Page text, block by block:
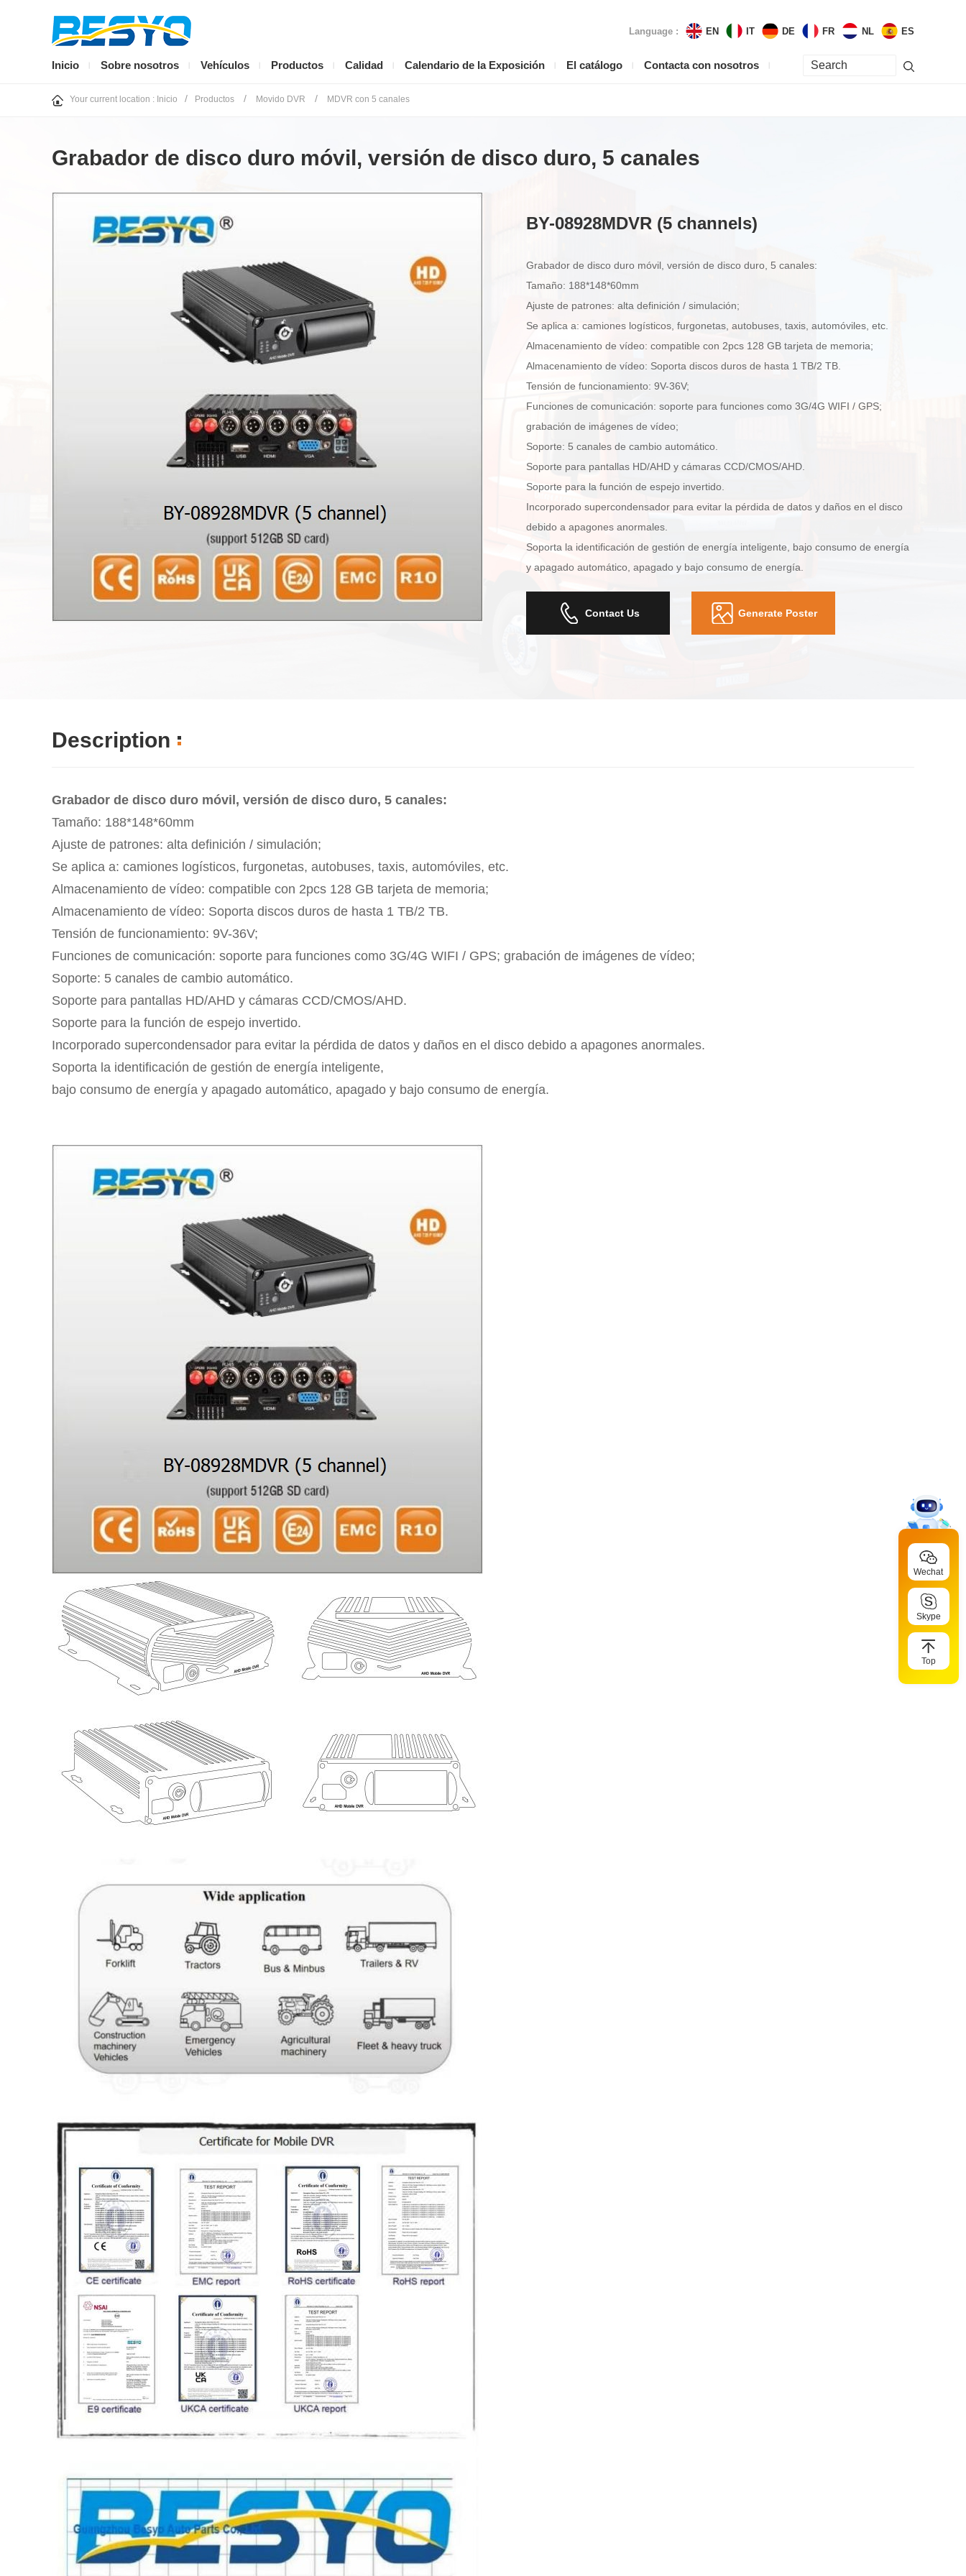
Language : EN IT DE FR NL ES
Inicio Sobre nosotros Vehículos Productos Calidad Calendario de la Exposición El catálogo Contacta con nosotros
Your current location : Inicio / Productos / Movido DVR / MDVR con 5 canales
Grabador de disco duro móvil, versión de disco duro, 5 canales
BY-08928MDVR (5 channels)
Grabador de disco duro móvil, versión de disco duro, 5 canales:​
Tamaño: 188*148*60mm​
Ajuste de patrones: alta definición / simulación;​
Se aplica a: camiones logísticos, furgonetas, autobuses, taxis, automóviles, etc.​
Almacenamiento de vídeo: compatible con 2pcs 128 GB tarjeta de memoria;​
Almacenamiento de vídeo: Soporta discos duros de hasta 1 TB/2 TB.​
Tensión de funcionamiento: 9V-36V;​
Funciones de comunicación: soporte para funciones como 3G/4G WIFI / GPS;
grabación de imágenes de vídeo;​
Soporte: 5 canales de cambio automático.​
Soporte para pantallas HD/AHD y cámaras CCD/CMOS/AHD.​
Soporte para la función de espejo invertido.​
Incorporado supercondensador para evitar la pérdida de datos y daños en el disco
debido a apagones anormales.​
Soporta la identificación de gestión de energía inteligente, bajo consumo de energía
y apagado automático, apagado y bajo consumo de energía.​
Contact Us Generate Poster
Description
Grabador de disco duro móvil, versión de disco duro, 5 canales:
Tamaño: 188*148*60mm
Ajuste de patrones: alta definición / simulación;
Se aplica a: camiones logísticos, furgonetas, autobuses, taxis, automóviles, etc.
Almacenamiento de vídeo: compatible con 2pcs 128 GB tarjeta de memoria;
Almacenamiento de vídeo: Soporta discos duros de hasta 1 TB/2 TB.
Tensión de funcionamiento: 9V-36V;
Funciones de comunicación: soporte para funciones como 3G/4G WIFI / GPS; grabación de imágenes de vídeo;
Soporte: 5 canales de cambio automático.
Soporte para pantallas HD/AHD y cámaras CCD/CMOS/AHD.
Soporte para la función de espejo invertido.
Incorporado supercondensador para evitar la pérdida de datos y daños en el disco debido a apagones anormales.
Soporta la identificación de gestión de energía inteligente,
bajo consumo de energía y apagado automático, apagado y bajo consumo de energía.
Wechat
Skype
Top